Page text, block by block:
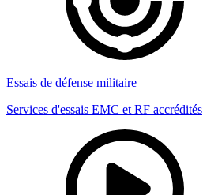
Essais de défense militaire
Services d'essais EMC et RF accrédités